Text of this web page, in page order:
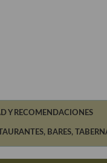
Y RECOMENDACIONES
BARES,